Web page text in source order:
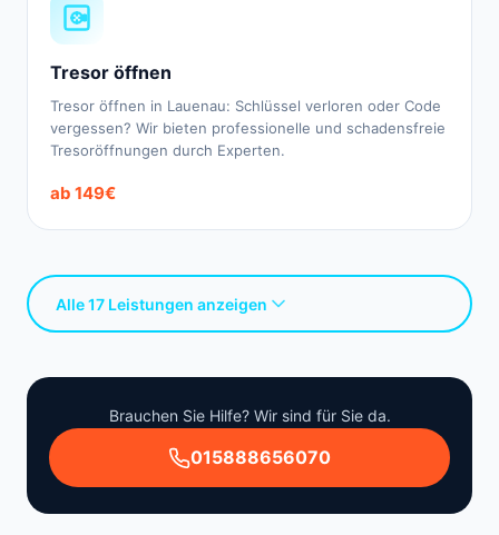
Tresor öffnen
Tresor öffnen in Lauenau: Schlüssel verloren oder Code
vergessen? Wir bieten professionelle und schadensfreie
Tresoröffnungen durch Experten.
ab 149€
Alle 17 Leistungen anzeigen
Brauchen Sie Hilfe? Wir sind für Sie da.
015888656070